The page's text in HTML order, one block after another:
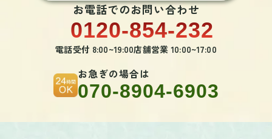
お電話でのお問い合わせ
0120-854-232
電話受付 8:00~19:00店舗営業 10:00~17:00
お急ぎの場合は
070-8904-6903